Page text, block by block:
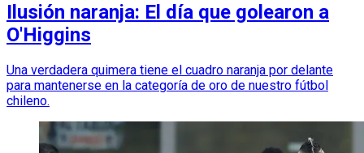
Ilusión naranja: El día que golearon a
O'Higgins
Una verdadera quimera tiene el cuadro naranja por delante
para mantenerse en la categoría de oro de nuestro fútbol
chileno.